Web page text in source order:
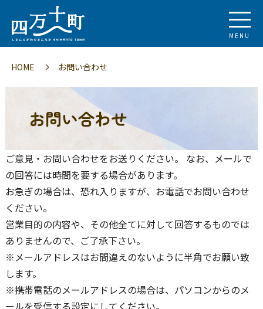
MENU
HOME お問い合わせ
お問い合わせ
ご意見・お問い合わせをお送りください。 なお、メールで
の回答には時間を要する場合があります。
お急ぎの場合は、恐れ入りますが、お電話でお問い合わせ
ください。
営業目的の内容や、その他全てに対して回答するものでは
ありませんので、ご了承下さい。
※メールアドレスはお間違えのないように半角でお願い致
します。
※携帯電話のメールアドレスの場合は、パソコンからのメ
ールを受信する設定にしてください。